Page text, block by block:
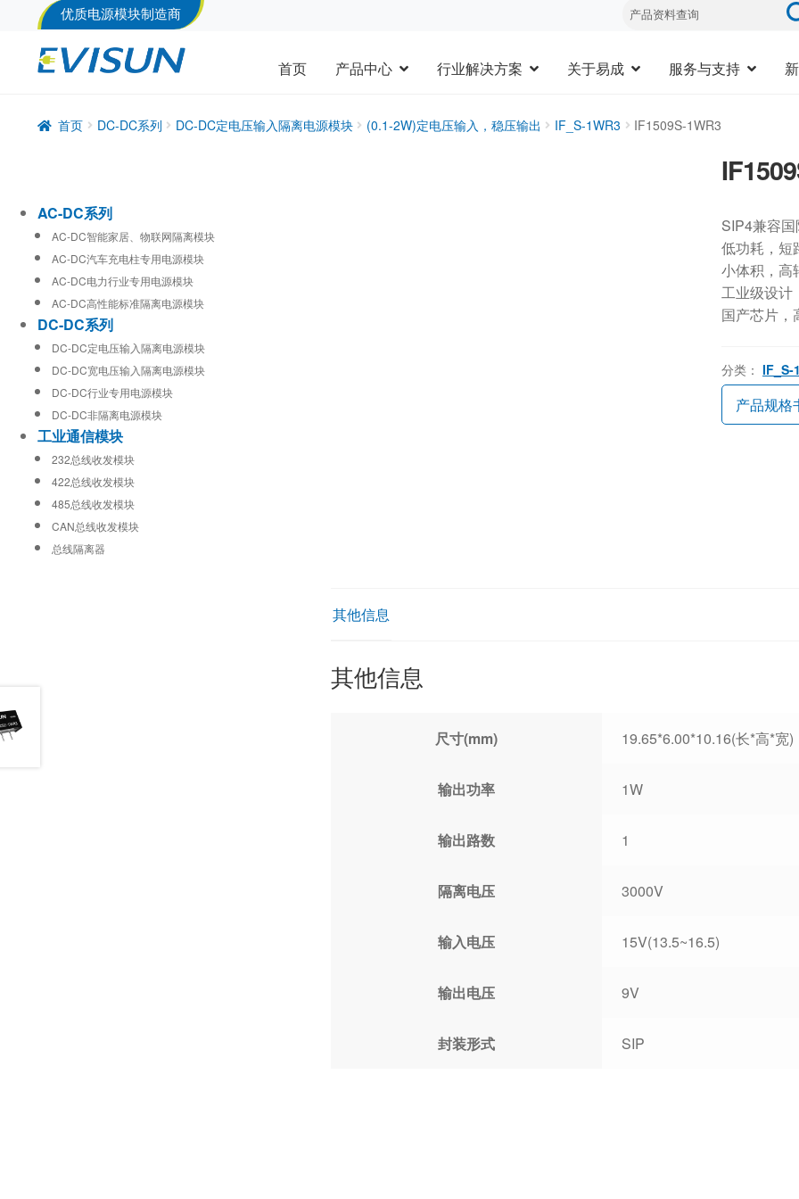
优质电源模块制造商
首页 产品中心 行业解决方案 关于易成 服务与支持
首页 DC-DC系列 DC-DC定电压输入隔离电源模块 (0.1-2W)定电压输入，稳压输出 IF_S-1WR3 IF1509S-1WR3
SIP4兼容
低功耗，短
小体积，高
工业级设计
国产芯片，
分类： IF_S-
产品规格
其他信息
其他信息
尺寸(mm) 19.65*6.00*10.16(长*高*宽)
输出功率 1W
输出路数 1
隔离电压 3000V
输入电压 15V(13.5~16.5)
输出电压 9V
封装形式 SIP
AC-DC系列
AC-DC智能家居、物联网隔离模块
AC-DC汽车充电柱专用电源模块
AC-DC电力行业专用电源模块
AC-DC高性能标准隔离电源模块
DC-DC系列
DC-DC定电压输入隔离电源模块
DC-DC宽电压输入隔离电源模块
DC-DC行业专用电源模块
DC-DC非隔离电源模块
工业通信模块
232总线收发模块
422总线收发模块
485总线收发模块
CAN总线收发模块
总线隔离器